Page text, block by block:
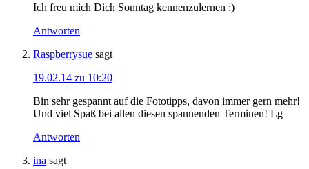
Ich freu mich Dich Sonntag kennenzulernen :)
Antworten
Raspberrysue sagt
19.02.14 zu 10:20
Bin sehr gespannt auf die Fototipps, davon immer gern mehr!
Und viel Spaß bei allen diesen spannenden Terminen! Lg
Antworten
ina sagt